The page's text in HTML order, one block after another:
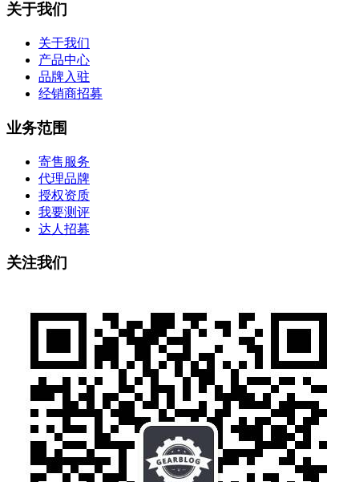
关于我们
关于我们
产品中心
品牌入驻
经销商招募
业务范围
寄售服务
代理品牌
授权资质
我要测评
达人招募
关注我们